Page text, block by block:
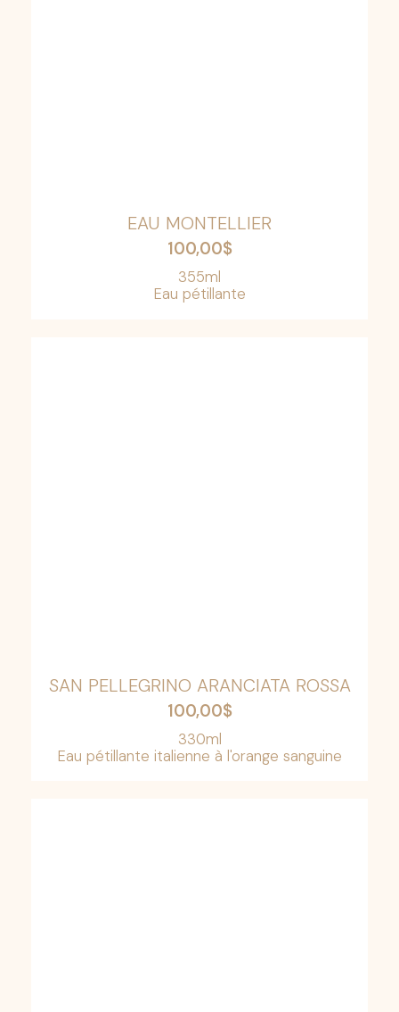
EAU MONTELLIER
100,00$
355ml
Eau pétillante
SAN PELLEGRINO ARANCIATA ROSSA
100,00$
330ml
Eau pétillante italienne à l'orange sanguine